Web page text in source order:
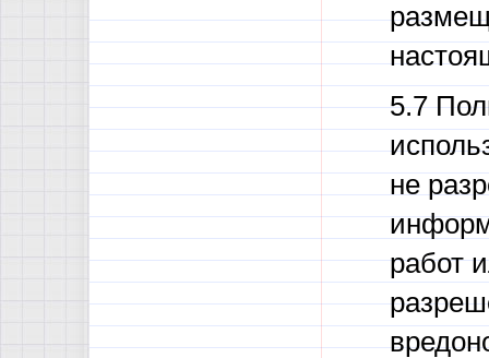
5.7
не
работ